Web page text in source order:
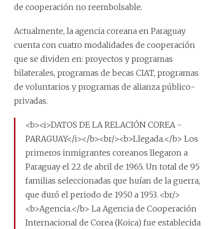
de cooperación no reembolsable.
Actualmente, la agencia coreana en Paraguay
cuenta con cuatro modalidades de cooperación
que se dividen en: proyectos y programas
bilaterales, programas de becas CIAT, programas
de voluntarios y programas de alianza público-
privadas.
<b><i>DATOS DE LA RELACIÓN COREA -
PARAGUAY</i></b><br/><b>Llegada.</b> Los
primeros inmigrantes coreanos llegaron a
Paraguay el 22 de abril de 1965. Un total de 95
familias seleccionadas que huían de la guerra,
que duró el periodo de 1950 a 1953. <br/>
<b>Agencia.</b> La Agencia de Cooperación
Internacional de Corea (Koica) fue establecida